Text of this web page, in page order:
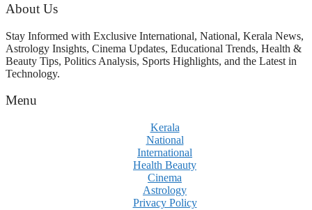
About Us
Stay Informed with Exclusive International, National, Kerala News,
Astrology Insights, Cinema Updates, Educational Trends, Health &
Beauty Tips, Politics Analysis, Sports Highlights, and the Latest in
Technology.
Menu
Kerala
National
International
Health Beauty
Cinema
Astrology
Privacy Policy